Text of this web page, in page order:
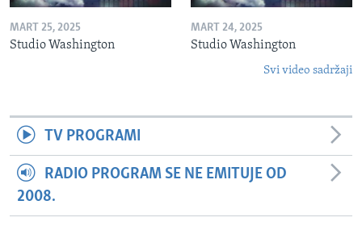
MART 25, 2025
Studio Washington
MART 24, 2025
Studio Washington
Svi video sadržaji
TV PROGRAMI
RADIO PROGRAM SE NE EMITUJE OD
2008.